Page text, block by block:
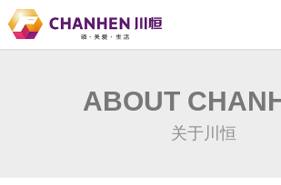
ABOUT
关于川恒